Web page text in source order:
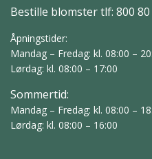
Bestille blomster tlf: 800 80
Åpningstider:
Mandag – Fredag: kl. 08:00 –
Lørdag: kl. 08:00 – 17:00
Sommertid:
Mandag – Fredag: kl. 08:00 –
Lørdag: kl. 08:00 – 16:00